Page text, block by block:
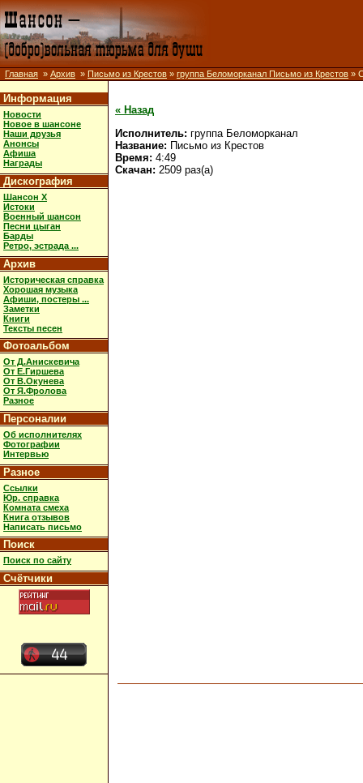
Главная » Архив » Письмо из Крестов » группа Беломорканал Письмо из Крестов »
Информация
Новости
Новое в шансоне
Наши друзья
Анонсы
Афиша
Награды
Дискография
Шансон X
Истоки
Военный шансон
Песни цыган
Барды
Ретро, эстрада ...
Архив
Историческая справка
Хорошая музыка
Афиши, постеры ...
Заметки
Книги
Тексты песен
Фотоальбом
От Д.Анискевича
От Е.Гиршева
От В.Окунева
От Я.Фролова
Разное
Персоналии
Об исполнителях
Фотографии
Интервью
Разное
Ссылки
Юр. справка
Комната смеха
Книга отзывов
Написать письмо
Поиск
Поиск по сайту
Счётчики
« Назад
Исполнитель: группа Беломорканал
Название: Письмо из Крестов
Время: 4:49
Скачан: 2509 раз(а)